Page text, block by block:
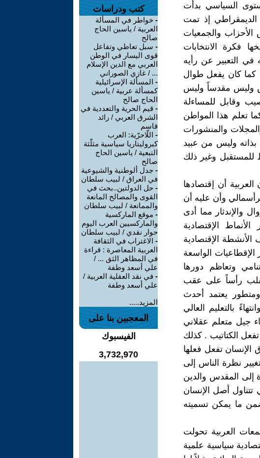
السياسي بدأت
الديمقراطي إذ تمت
الأحزاب والجمعيات
فكرة الانتخابات
التعبير عن رأيه
كما كان يفعل طوال
وليس مقدساً وليس
وقابل للمساءلة
تعلم هذا المواطن
والمنشورات
وليس من عبيد
للمستقبل وغير ذلك
أن إقتصادها
وأن عليه أن
والإندثار مما أدى
الإقتصادية
الإقتصادية
الواسعة
وتعاظم دورها
رأساً على عقب
يعتمد أحدث
بالتعليم العالي
جيل متعلم عقلاني
الكتاتيب . كذلك
الإنسان تفعل فعلها
نظرة الناس إلى
إلى المقدس والدين
تتناول أصل الإنسان
ما يمكن تسميته
العربية تحولت
سياسية علمية
كتب ودراسات
- خواطر في المسألة
العربية / ياسين الحاج
صالح
- سبل تعاطي وتفاعل
قوى اليسار في الوطن
العربي مع الدين الإسلام
... / غازي الصوراني
- المسألة الإسرائيلية
كمسألة عربية / ياسين
الحاج صالح
- قيم الحرية والتعددية في
الشرق العربي / رائد
قاسم
- اللّاحرّية: العرب
كبروليتاريا سياسية مثلّثة
التبعية / ياسين الحاج
صالح
- جدل ألوطنية والشيوعية
في العراق / لبيب سلطان
- حل الدولتين..بحث في
القوى والمصالح المانعة
والممانعة / لبيب سلطان
- موقع الماركسية
والماركسيين العرب اليوم
حوار نقدي / لبيب سلطان
- الاغتراب في الثقافة
العربية المعاصرة : قراءة
في المظاهر الثق ... /
علي أسعد وطفة
- في نقد العقلية العربية /
علي أسعد وطفة
المزيد.....
المعجبين بنا على
الفيسبوك
3,732,970